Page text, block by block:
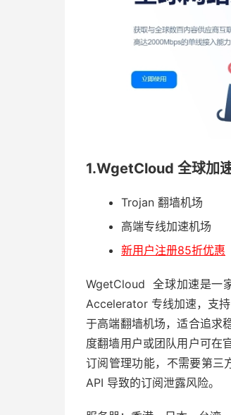
1.WgetCloud 全球加
Trojan 翻墙机场
高端专线加速机场
新用户注册85折优惠
WgetCloud 全球加速是一
Accelerator 专线加速，支
于高端翻墙机场，适合追求
度翻墙用户或团队用户可在
订阅管理功能，不需要第三
API 导致的订阅泄露风险。